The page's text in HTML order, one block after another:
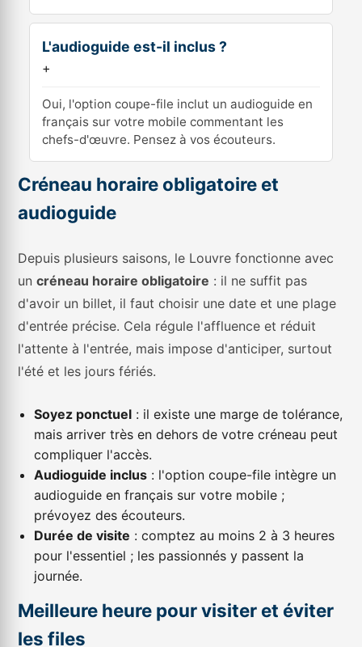
L'audioguide est-il inclus ?
+
Oui, l'option coupe-file inclut un audioguide en
français sur votre mobile commentant les
chefs-d'œuvre. Pensez à vos écouteurs.
Créneau horaire obligatoire et
audioguide
Depuis plusieurs saisons, le Louvre fonctionne avec
uncréneau horaire obligatoire : il ne suffit pas
d'avoir un billet, il faut choisir une date et une plage
d'entrée précise. Cela régule l'affluence et réduit
l'attente à l'entrée, mais impose d'anticiper, surtout
l'été et les jours fériés.
Soyez ponctuel : il existe une marge de tolérance,
mais arriver très en dehors de votre créneau peut
compliquer l'accès.
Audioguide inclus : l'option coupe-file intègre un
audioguide en français sur votre mobile ;
prévoyez des écouteurs.
Durée de visite : comptez au moins 2 à 3 heures
pour l'essentiel ; les passionnés y passent la
journée.
Meilleure heure pour visiter et éviter
les files